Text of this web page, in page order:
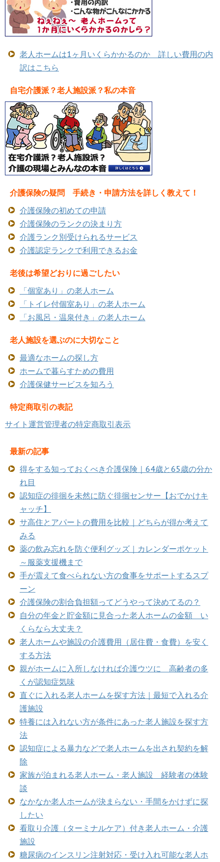
老人ホームは1ヶ月いくらかかるのか 詳しい費用の内
訳はこちら
自宅介護派？老人施設派？私の本音
介護保険の疑問 手続き・申請方法を詳しく教えて！
介護保険の初めての申請
介護保険のランクの決まり方
介護ランク別受けられるサービス
介護認定ランクで利用できるお金
老後は希望どおりに過ごしたい
「個室あり」の老人ホーム
「トイレ付個室あり」の老人ホーム
「お風呂・温泉付き」の老人ホーム
老人施設を選ぶのに大切なこと
最適なホームの探し方
ホームで暮らすための費用
介護保健サービスを知ろう
特定商取引の表記
サイト運営管理者の特定商取引表示
最新の記事
得をする知っておくべき介護保険｜64歳と65歳の分か
れ目
認知症の徘徊を未然に防ぐ徘徊センサー【おでかけキ
ャッチ】
サ高住とアパートの費用を比較｜どちらが得か考えて
みる
薬の飲み忘れを防ぐ便利グッズ｜カレンダーポケット
～服薬支援機まで
手が震えて食べられない方の食事をサポートするスプ
ーン
介護保険の割合負担額ってどうやって決めてるの？
自分の年金と貯金額に見合った老人ホームの金額 い
くらなら大丈夫？
老人ホームや施設の介護費用（居住費・食費）を安く
する方法
親がホームに入所しなければ介護ウツに 高齢者の多
くが認知症気味
直ぐに入れる老人ホームを探す方法｜最短で入れる介
護施設
特養には入れない方が条件にあった老人施設を探す方
法
認知症による暴力などで老人ホームを出され契約を解
除
家族が泊まれる老人ホーム・老人施設 経験者の体験
談
なかなか老人ホームが決まらない・手間をかけずに探
したい
看取り介護（ターミナルケア）付き老人ホーム・介護
施設
糖尿病のインスリン注射対応・受け入れ可能な老人ホ